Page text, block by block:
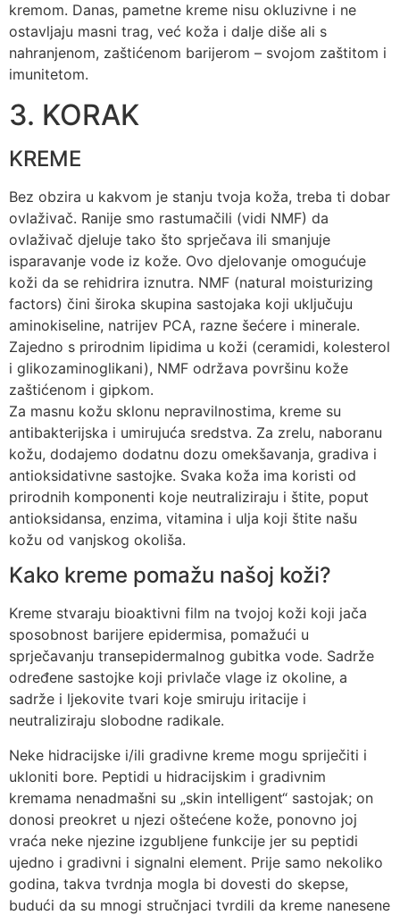
kremom. Danas, pametne kreme nisu okluzivne i ne
ostavljaju masni trag, već koža i dalje diše ali s
nahranjenom, zaštićenom barijerom – svojom zaštitom i
imunitetom.​
3. KORAK
KREME
Bez obzira u kakvom je stanju tvoja koža, treba ti dobar
ovlaživač. Ranije smo rastumačili (vidi NMF) da
ovlaživač djeluje tako što sprječava ili smanjuje
isparavanje vode iz kože. Ovo djelovanje omogućuje
koži da se rehidrira iznutra. NMF (natural moisturizing
factors) čini široka skupina sastojaka koji uključuju
aminokiseline, natrijev PCA, razne šećere i minerale.
Zajedno s prirodnim lipidima u koži (ceramidi, kolesterol
i glikozaminoglikani), NMF održava površinu kože
zaštićenom i gipkom.
Za masnu kožu sklonu nepravilnostima, kreme su
antibakterijska i umirujuća sredstva. Za zrelu, naboranu
kožu, dodajemo dodatnu dozu omekšavanja, gradiva i
antioksidativne sastojke. Svaka koža ima koristi od
prirodnih komponenti koje neutraliziraju i štite, poput
antioksidansa, enzima, vitamina i ulja koji štite našu
kožu od vanjskog okoliša.
Kako kreme pomažu našoj koži?
Kreme stvaraju bioaktivni film na tvojoj koži koji jača
sposobnost barijere epidermisa, pomažući u
sprječavanju transepidermalnog gubitka vode. Sadrže
određene sastojke koji privlače vlage iz okoline, a
sadrže i ljekovite tvari koje smiruju iritacije i
neutraliziraju slobodne radikale.
Neke hidracijske i/ili gradivne kreme mogu spriječiti i
ukloniti bore. Peptidi u hidracijskim i gradivnim
kremama nenadmašni su „skin intelligent“ sastojak; on
donosi preokret u njezi oštećene kože, ponovno joj
vraća neke njezine izgubljene funkcije jer su peptidi
ujedno i gradivni i signalni element. Prije samo nekoliko
godina, takva tvrdnja mogla bi dovesti do skepse,
budući da su mnogi stručnjaci tvrdili da kreme nanesene